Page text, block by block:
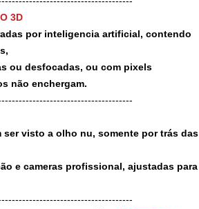
3D
por inteligencia artificial, contendo
ou desfocadas, ou com pixels
não enchergam.
visto a olho nu, somente por trás das
e cameras profissional, ajustadas para